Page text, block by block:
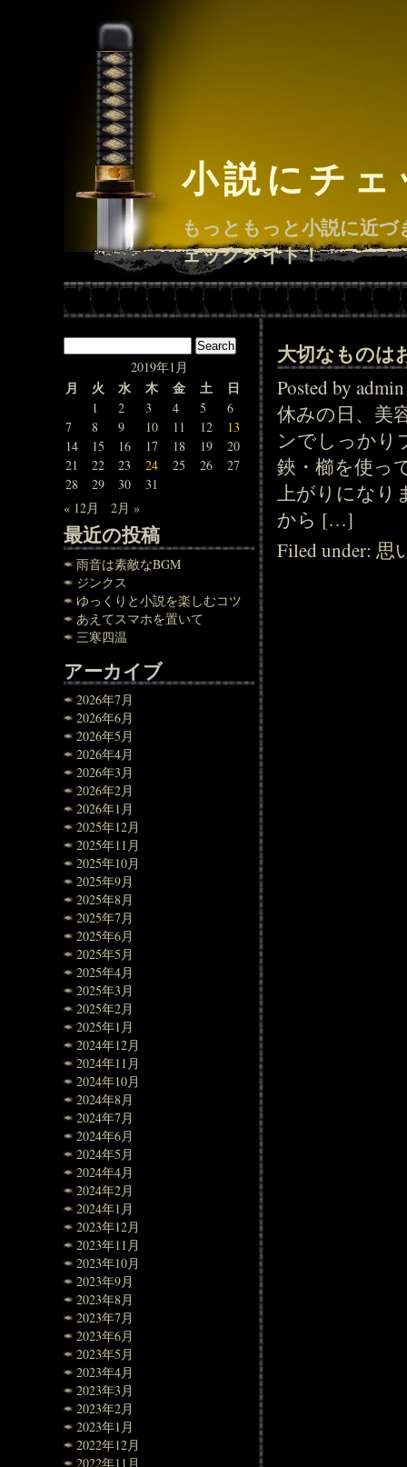
小説にチ
もっともっと小説に近
ェックメイト！
2019年1月
月 火 水 木 金 土 日
1 2 3 4 5
6
7
8 9 10 11 12
13
14
15 16 17 18 19
20
21
22 23 24 25 26
27
28
29 30
31
« 12月
2月 »
最近の投稿
雨音は素敵なBGM
ジンクス
ゆっくりと小説を楽しむコツ
あえてスマホを置いて
三寒四温
アーカイブ
2026年7月
2026年6月
2026年5月
2026年4月
2026年3月
2026年2月
2026年1月
2025年12月
2025年11月
2025年10月
2025年9月
2025年8月
2025年7月
2025年6月
2025年5月
2025年4月
2025年3月
2025年2月
2025年1月
2024年12月
2024年11月
2024年10月
2024年8月
2024年7月
2024年6月
2024年5月
2024年4月
2024年2月
2024年1月
2023年12月
2023年11月
2023年10月
2023年9月
2023年8月
2023年7月
2023年6月
2023年5月
2023年4月
2023年3月
2023年2月
2023年1月
2022年12月
2022年11月
大切なものは
Posted by
休みの日、美
ンでしっかり
鋏・櫛を使っ
上がりにな
から […]
Filed under:思